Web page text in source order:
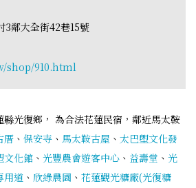
3鄰大全街42巷15號
shop/910.html
光復鄉， 為合法花蓮民宿，鄰近馬太鞍
厝 、 保安寺 、 馬太鞍古屋 、 太巴塱文化發
文化館 、 光豐農會遊客中心 、 益壽堂 、 光
用道 、 欣綠農園 、 花蓮觀光糖廠(光復糖